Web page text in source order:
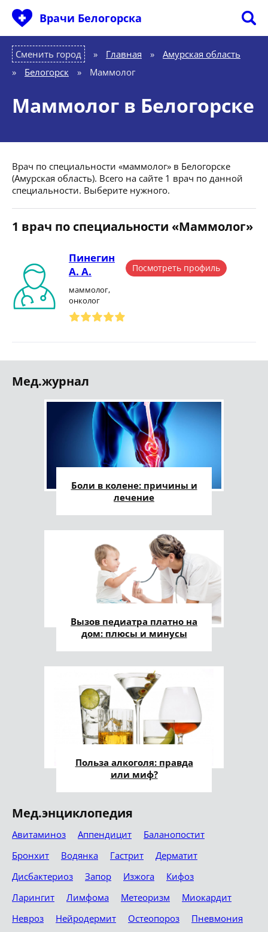
Врачи Белогорска
Сменить город Главная »
Амурская область
»
Белогорск » Маммолог
Маммолог в Белогорске
Врач по специальности «маммолог» в Белогорске
(Амурская область). Всего на сайте 1 врач по данной
специальности. Выберите нужного.
1 врач по специальности «Маммолог»
Пинегин
А. А.
маммолог,
онколог
Посмотреть профиль
Мед.журнал
Боли в колене: причины и
лечение
Вызов педиатра платно на
дом: плюсы и минусы
Польза алкоголя: правда
или миф?
Мед.энциклопедия
Авитаминоз Аппендицит
Баланопостит
Бронхит
Водянка Гастрит
Дерматит
Дисбактериоз
Запор Изжога
Кифоз
Ларингит
Лимфома Метеоризм
Миокардит
Невроз
Нейродермит Остеопороз
Пневмония